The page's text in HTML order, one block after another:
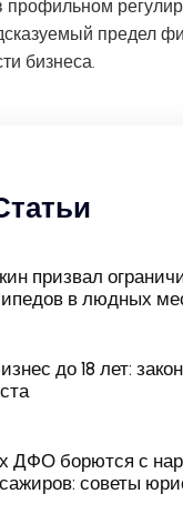
профильном
предел
бизнеса.
призвал
в людных
до 18 лет:
ДФО борются с
советы